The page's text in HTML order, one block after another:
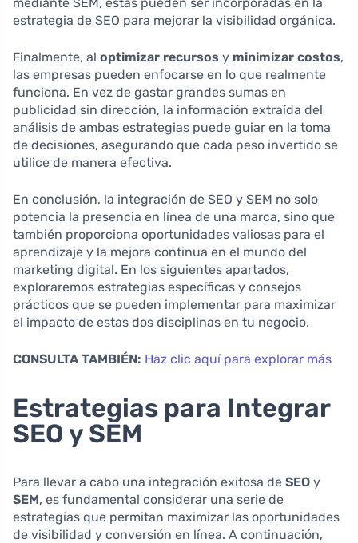
estrategia de SEO para mejorar la visibilidad orgánica.
Finalmente, al optimizar recursos y minimizar costos,
las empresas pueden enfocarse en lo que realmente
funciona. En vez de gastar grandes sumas en
publicidad sin dirección, la información extraída del
análisis de ambas estrategias puede guiar en la toma
de decisiones, asegurando que cada peso invertido se
utilice de manera efectiva.
En conclusión, la integración de SEO y SEM no solo
potencia la presencia en línea de una marca, sino que
también proporciona oportunidades valiosas para el
aprendizaje y la mejora continua en el mundo del
marketing digital. En los siguientes apartados,
exploraremos estrategias específicas y consejos
prácticos que se pueden implementar para maximizar
el impacto de estas dos disciplinas en tu negocio.
CONSULTA TAMBIÉN: Haz clic aquí para explorar más
Estrategias para Integrar
SEO y SEM
Para llevar a cabo una integración exitosa de SEO y
SEM, es fundamental considerar una serie de
estrategias que permitan maximizar las oportunidades
de visibilidad y conversión en línea. A continuación,